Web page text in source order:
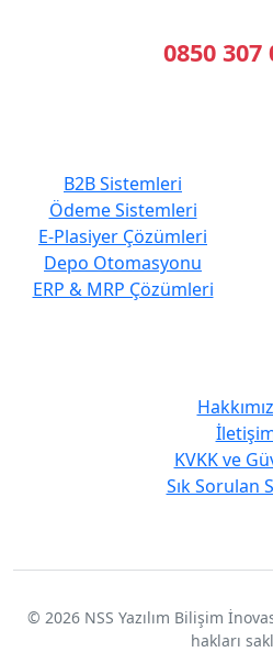
0850 307
B2B Sistemleri
Ödeme Sistemleri
E-Plasiyer Çözümleri
Depo Otomasyonu
ERP & MRP Çözümleri
KVKK ve
Sık Sorulan
© 2026 NSS Yazılım Bilişim
hakları